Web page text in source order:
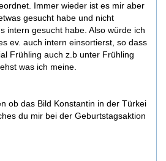
Immer wieder ist es mir aber
gesucht habe und nicht
intern gesucht habe. Also würde ich
ev. auch intern einsortierst, so dass
Frühling auch z.b unter Frühling
was ich meine.
ob das Bild Konstantin in der Türkei
du mir bei der Geburtstagsaktion